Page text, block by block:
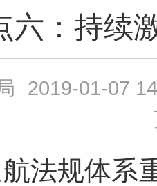
六：持续
2019-01-07
规体系重